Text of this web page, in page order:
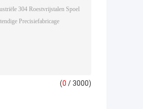
(0 / 3000)